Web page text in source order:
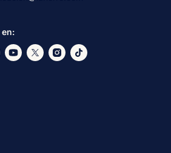
LinkdinFacebook
Ir a nuestro canal de Youtube
Ir a nuestro X
Ir a nuestro Instagram
Ir a nuestro TikTok